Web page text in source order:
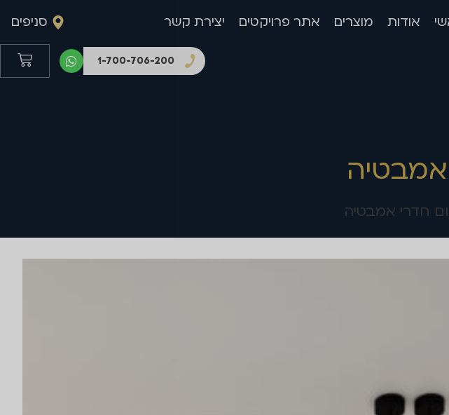
אודות מוצרים אתר פרויקטים יצירת קשר סניפים
1-700-706-200
חדרי אמבטיה